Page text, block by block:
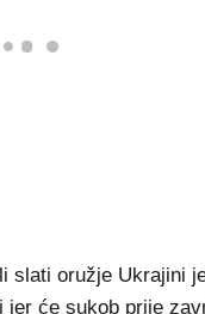
slati oružje Ukrajini
će sukob prije